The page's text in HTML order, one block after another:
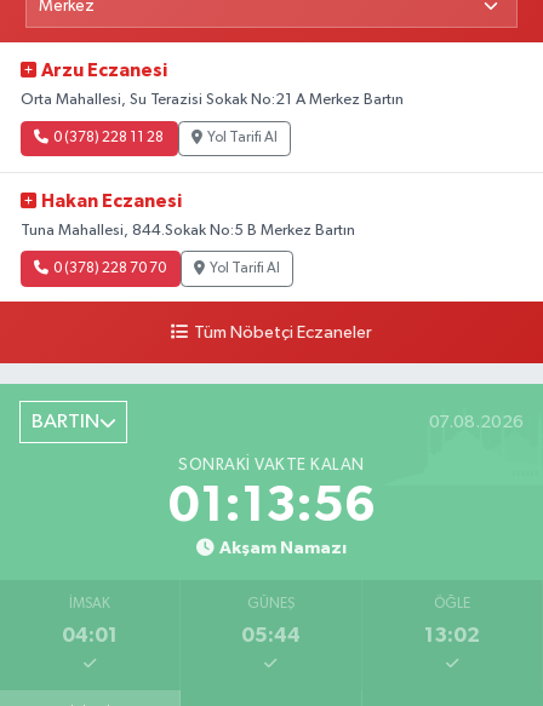
Arzu Eczanesi
Orta Mahallesi, Su Terazisi Sokak No:21 A Merkez Bartın
0 (378) 228 11 28 Yol Tarifi Al
Hakan Eczanesi
Tuna Mahallesi, 844.Sokak No:5 B Merkez Bartın
0 (378) 228 70 70 Yol Tarifi Al
Tüm Nöbetçi Eczaneler
BARTIN 07.08.2026
SONRAKI VAKTE KALAN
01:13:55
Akşam Namazı
İMSAK
04:01
GÜNEŞ
05:44
ÖĞLE
13:02